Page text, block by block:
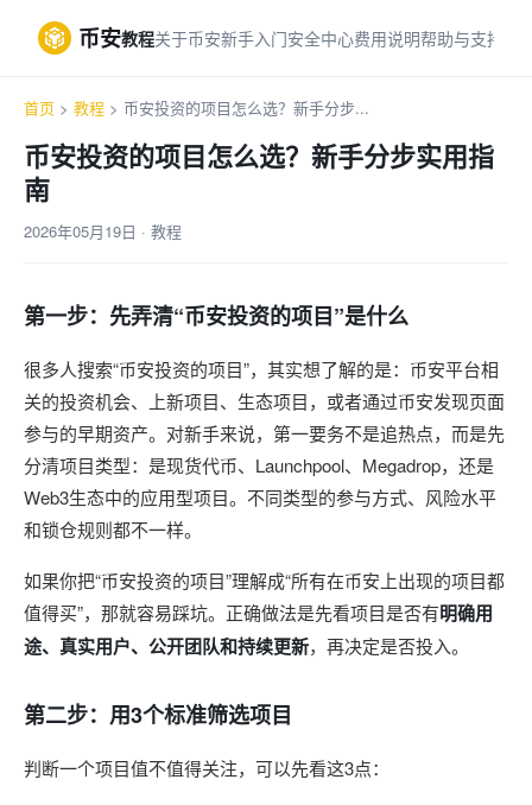
币安教程关于币安新手入门安全中心费用说明帮助与支持
首页 > 教程 > 币安投资的项目怎么选？新手分步...
币安投资的项目怎么选？新手分步实用指
南
2026年05月19日 · 教程
第一步：先弄清“币安投资的项目”是什么
很多人搜索“币安投资的项目”，其实想了解的是：币安平台相
关的投资机会、上新项目、生态项目，或者通过币安发现页面
参与的早期资产。对新手来说，第一要务不是追热点，而是先
分清项目类型：是现货代币、Launchpool、Megadrop，还是
Web3生态中的应用型项目。不同类型的参与方式、风险水平
和锁仓规则都不一样。
如果你把“币安投资的项目”理解成“所有在币安上出现的项目都
值得买”，那就容易踩坑。正确做法是先看项目是否有明确用
途、真实用户、公开团队和持续更新，再决定是否投入。
第二步：用3个标准筛选项目
判断一个项目值不值得关注，可以先看这3点：